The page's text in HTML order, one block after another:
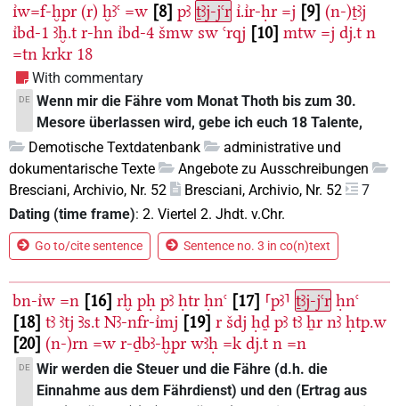
ı͗w=f-ḫpr (r) ḫꜣꜥ =w 8 pꜣ ṯꜣj-jꜥr ı͗.ı͗r-ḥr =j 9 (n-)ṯꜣj
ı͗bd-1 ꜣḫ.t r-hn ı͗bd-4 šmw sw ꜥrqj 10 mtw =j dj.t n
=tn krkr 18
With commentary
DE Wenn mir die Fähre vom Monat Thoth bis zum 30.
Mesore überlassen wird, gebe ich euch 18 Talente,
Demotische Textdatenbank
administrative und
dokumentarische Texte
Angebote zu Ausschreibungen
Bresciani, Archivio, Nr. 52
Bresciani, Archivio, Nr. 52
7
Dating (time frame): 2. Viertel 2. Jhdt. v.Chr.
Go to/cite sentence Sentence no. 3 in co(n)text
bn-ı͗w =n 16 rḫ pḥ pꜣ ḥtr ḥnꜥ 17 ⸢pꜣ⸣ ṯꜣj-jꜥr ḥnꜥ
18 tꜣ ꜣtj Ꜣs.t Nꜣ-nfr-ı͗mj 19 r šdj ḥḏ pꜣ tꜣ ẖr nꜣ ḥtp.w
20 (n-)rn =w r-ḏbꜣ-ḫpr wꜣḥ =k dj.t n =n
DE Wir werden die Steuer und die Fähre (d.h. die
Einnahme aus dem Fährdienst) und den (Ertrag aus